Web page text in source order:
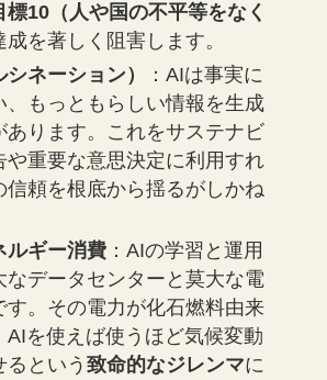
標10（人や国の不平等をなく
成を著しく阻害します。
ネーション）
：AIは事実に
、もっともらしい情報を生成
あります。これをサステナビ
や重要な意思決定に利用すれ
信頼を根底から揺るがしかね
ルギー消費 ：AIの学習と運用
なデータセンターと莫大な電
す。その電力が化石燃料由来
AIを使えば使うほど気候変動
るという致命的なジレンマに